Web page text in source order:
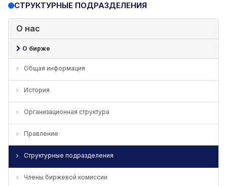
СТРУКТУРНЫЕ ПОДРАЗДЕЛЕНИЯ
О нас
О бирже
Общая информация
История
Организационная структура
Правление
Структурные подразделения
Члены биржевой комиссии